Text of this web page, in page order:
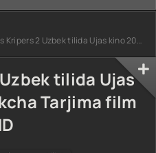
tarjima kino Full
HD tas-ix
2 Uzbek tilida Ujas kino 2002 O'zbekcha Tarjima film HD
tilida Ujas
Tarjima film